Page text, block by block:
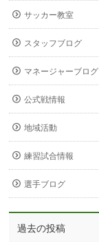
サッカー教室
スタッフブログ
マネージャーブログ
公式戦情報
地域活動
練習試合情報
選手ブログ
過去の投稿